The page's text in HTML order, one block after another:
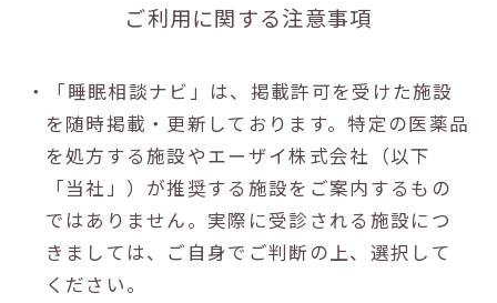
ご利用に関する注意事項
・「睡眠相談ナビ」は、掲載許可を受けた施設
を随時掲載・更新しております。特定の医薬品
を処方する施設やエーザイ株式会社（以下
「当社」）が推奨する施設をご案内するもの
ではありません。実際に受診される施設につ
きましては、ご自身でご判断の上、選択して
ください。